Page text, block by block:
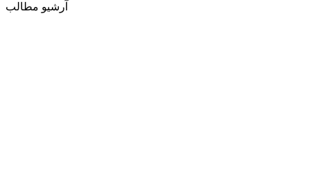
آرشیو مطالب